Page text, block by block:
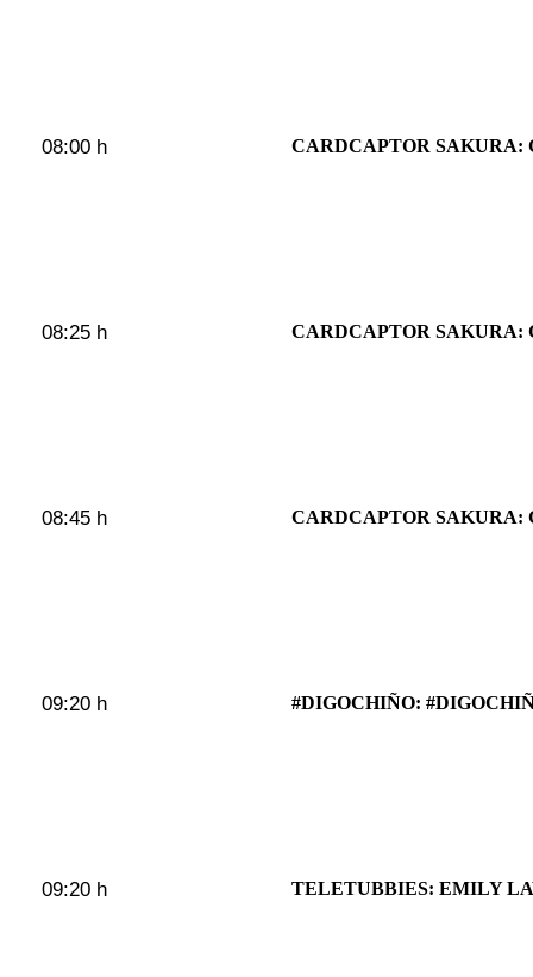
08:00 h CARDCAPTOR SAKURA:
08:25 h CARDCAPTOR SAKURA:
08:45 h CARDCAPTOR SAKURA:
09:20 h #DIGOCHIÑO:
09:20 h TELETUBBIES: EMILY